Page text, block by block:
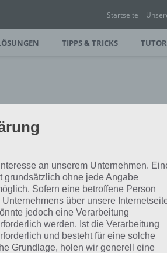
Startseite
TIPPS & TRICKS
APP DES
2012
die
auch den Weg
an unserem Unternehmen.
grundsätzlich ohne jede Angabe
Sofern eine betroffene Person
über unsere
jedoch eine Verarbeitung
werden. Ist die Verarbeitung
und besteht für eine solche
Grundlage, holen wir generell eine